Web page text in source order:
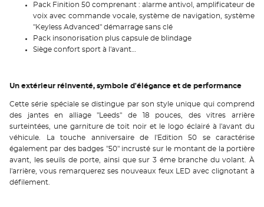
Pack Finition 50 comprenant : alarme antivol, amplificateur de
voix avec commande vocale, système de navigation, système
"Keyless Advanced" démarrage sans clé
Pack insonorisation plus capsule de blindage
Siège confort sport à l'avant…
Un extérieur réinventé, symbole d'élégance et de performance
Cette série spéciale se distingue par son style unique qui comprend
des jantes en alliage "Leeds" de 18 pouces, des vitres arrière
surteintées, une garniture de toit noir et le logo éclairé à l'avant du
véhicule. La touche anniversaire de l'Edition 50 se caractérise
également par des badges "50" incrusté sur le montant de la portière
avant, les seuils de porte, ainsi que sur 3 éme branche du volant. À
l'arrière, vous remarquerez ses nouveaux feux LED avec clignotant à
défilement.